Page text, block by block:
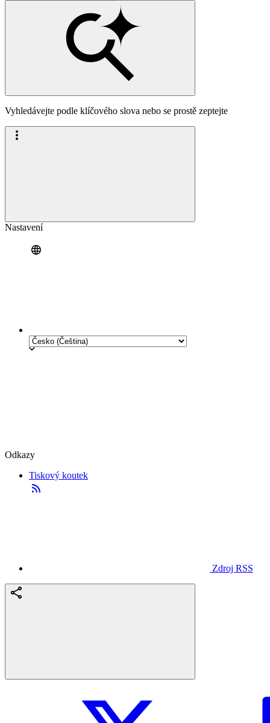
Vyhledávejte podle klíčového slova nebo se prostě zeptejte
Nastavení
Odkazy
Tiskový koutek
Zdroj RSS